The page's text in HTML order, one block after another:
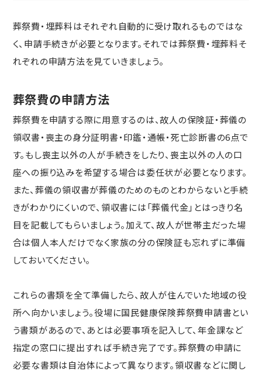
葬祭費・埋葬料はそれぞれ自動的に受け取れるものではな
く、申請手続きが必要となります。それでは葬祭費・埋葬料そ
れぞれの申請方法を見ていきましょう。
葬祭費の申請方法
葬祭費を申請する際に用意するのは、故人の保険証・葬儀の
領収書・喪主の身分証明書・印鑑・通帳・死亡診断書の6点で
す。もし喪主以外の人が手続きをしたり、喪主以外の人の口
座への振り込みを希望する場合は委任状が必要となります。
また、葬儀の領収書が葬儀のためのものとわからないと手続
きがわかりにくいので、領収書には「葬儀代金」とはっきり名
目を記載してもらいましょう。加えて、故人が世帯主だった場
合は個人本人だけでなく家族の分の保険証も忘れずに準備
しておいてください。
これらの書類を全て準備したら、故人が住んでいた地域の役
所へ向かいましょう。役場に国民健康保険葬祭費申請書とい
う書類があるので、あとは必要事項を記入して、年金課など
指定の窓口に提出すれば手続き完了です。葬祭費の申請に
必要な書類は自治体によって異なります。領収書などに関し